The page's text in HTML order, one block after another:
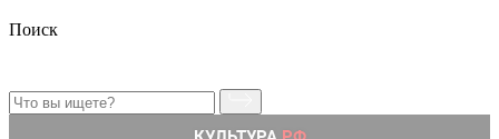
Поиск